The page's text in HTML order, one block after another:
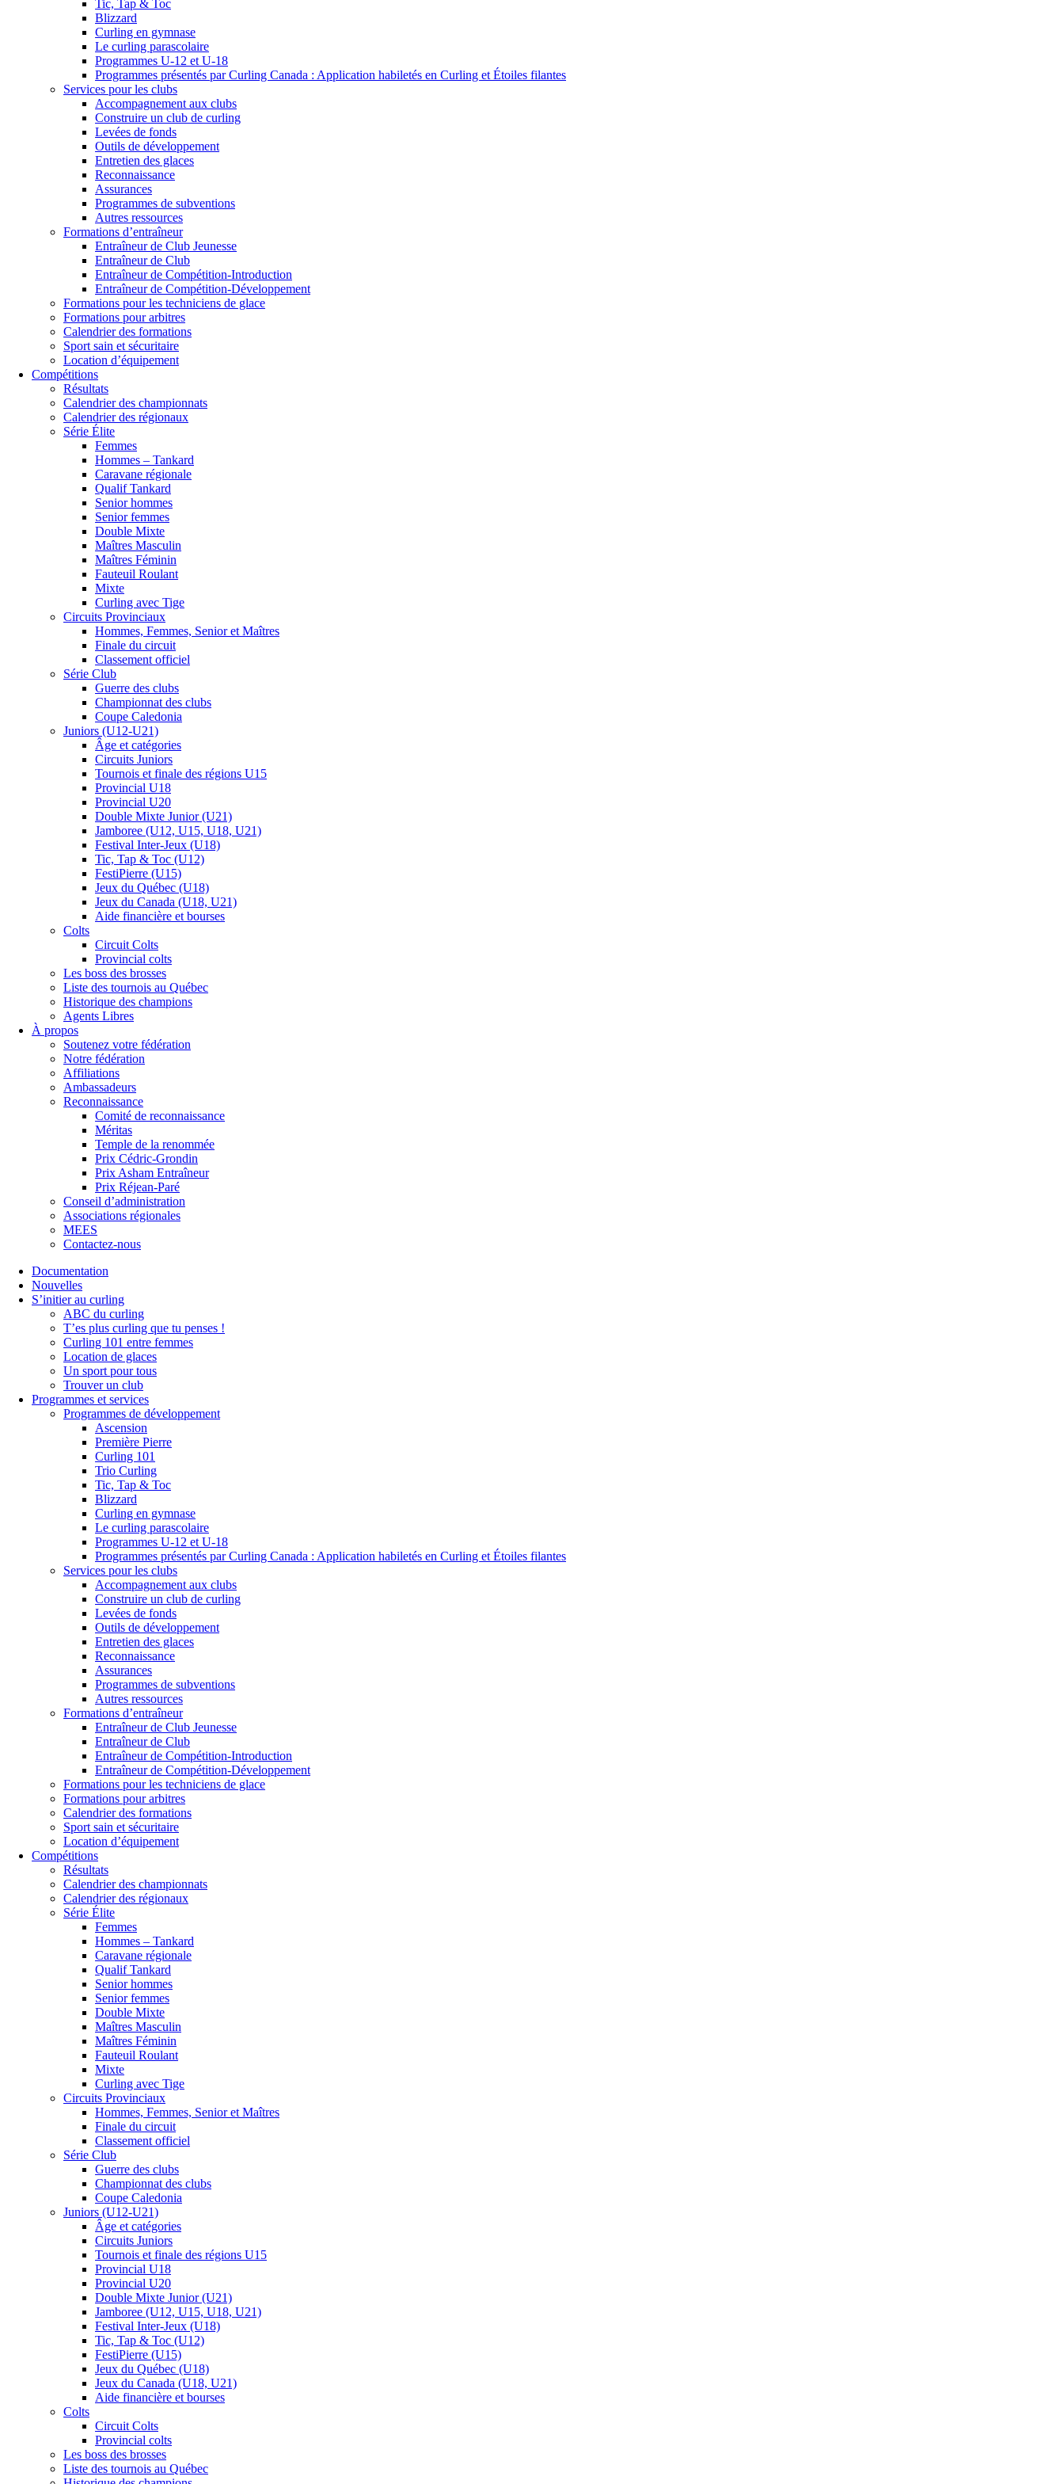
Tic, Tap & Toc
Blizzard
Curling en gymnase
Le curling parascolaire
Programmes U-12 et U-18
Programmes présentés par Curling Canada : Application habiletés en Curling et Étoiles filantes
Services pour les clubs
Accompagnement aux clubs
Construire un club de curling
Levées de fonds
Outils de développement
Entretien des glaces
Reconnaissance
Assurances
Programmes de subventions
Autres ressources
Formations d’entraîneur
Entraîneur de Club Jeunesse
Entraîneur de Club
Entraîneur de Compétition-Introduction
Entraîneur de Compétition-Développement
Formations pour les techniciens de glace
Formations pour arbitres
Calendrier des formations
Sport sain et sécuritaire
Location d’équipement
Compétitions
Résultats
Calendrier des championnats
Calendrier des régionaux
Série Élite
Femmes
Hommes – Tankard
Caravane régionale
Qualif Tankard
Senior hommes
Senior femmes
Double Mixte
Maîtres Masculin
Maîtres Féminin
Fauteuil Roulant
Mixte
Curling avec Tige
Circuits Provinciaux
Hommes, Femmes, Senior et Maîtres
Finale du circuit
Classement officiel
Série Club
Guerre des clubs
Championnat des clubs
Coupe Caledonia
Juniors (U12-U21)
Âge et catégories
Circuits Juniors
Tournois et finale des régions U15
Provincial U18
Provincial U20
Double Mixte Junior (U21)
Jamboree (U12, U15, U18, U21)
Festival Inter-Jeux (U18)
Tic, Tap & Toc (U12)
FestiPierre (U15)
Jeux du Québec (U18)
Jeux du Canada (U18, U21)
Aide financière et bourses
Colts
Circuit Colts
Provincial colts
Les boss des brosses
Liste des tournois au Québec
Historique des champions
Agents Libres
À propos
Soutenez votre fédération
Notre fédération
Affiliations
Ambassadeurs
Reconnaissance
Comité de reconnaissance
Méritas
Temple de la renommée
Prix Cédric-Grondin
Prix Asham Entraîneur
Prix Réjean-Paré
Conseil d’administration
Associations régionales
MEES
Contactez-nous
Documentation
Nouvelles
S’initier au curling
ABC du curling
T’es plus curling que tu penses !
Curling 101 entre femmes
Location de glaces
Un sport pour tous
Trouver un club
Programmes et services
Programmes de développement
Ascension
Première Pierre
Curling 101
Trio Curling
Tic, Tap & Toc
Blizzard
Curling en gymnase
Le curling parascolaire
Programmes U-12 et U-18
Programmes présentés par Curling Canada : Application habiletés en Curling et Étoiles filantes
Services pour les clubs
Accompagnement aux clubs
Construire un club de curling
Levées de fonds
Outils de développement
Entretien des glaces
Reconnaissance
Assurances
Programmes de subventions
Autres ressources
Formations d’entraîneur
Entraîneur de Club Jeunesse
Entraîneur de Club
Entraîneur de Compétition-Introduction
Entraîneur de Compétition-Développement
Formations pour les techniciens de glace
Formations pour arbitres
Calendrier des formations
Sport sain et sécuritaire
Location d’équipement
Compétitions
Résultats
Calendrier des championnats
Calendrier des régionaux
Série Élite
Femmes
Hommes – Tankard
Caravane régionale
Qualif Tankard
Senior hommes
Senior femmes
Double Mixte
Maîtres Masculin
Maîtres Féminin
Fauteuil Roulant
Mixte
Curling avec Tige
Circuits Provinciaux
Hommes, Femmes, Senior et Maîtres
Finale du circuit
Classement officiel
Série Club
Guerre des clubs
Championnat des clubs
Coupe Caledonia
Juniors (U12-U21)
Âge et catégories
Circuits Juniors
Tournois et finale des régions U15
Provincial U18
Provincial U20
Double Mixte Junior (U21)
Jamboree (U12, U15, U18, U21)
Festival Inter-Jeux (U18)
Tic, Tap & Toc (U12)
FestiPierre (U15)
Jeux du Québec (U18)
Jeux du Canada (U18, U21)
Aide financière et bourses
Colts
Circuit Colts
Provincial colts
Les boss des brosses
Liste des tournois au Québec